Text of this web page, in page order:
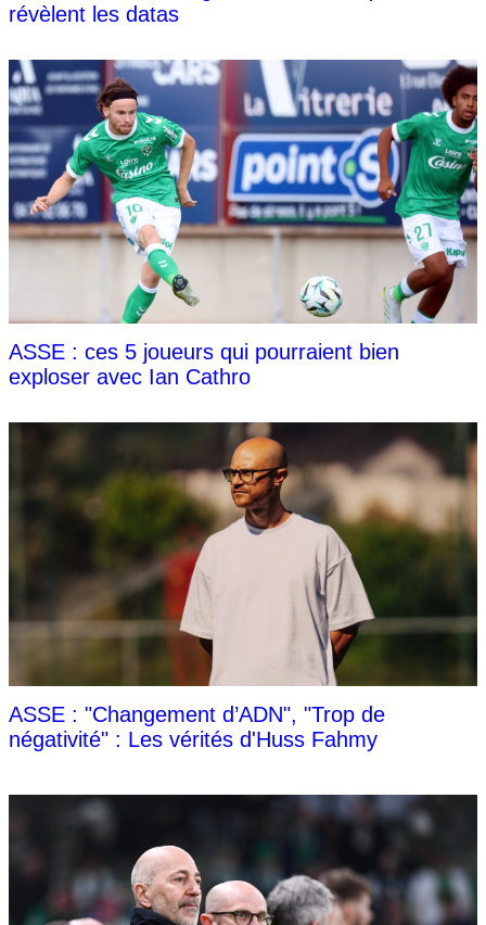
révèlent les datas
ASSE : ces 5 joueurs qui pourraient bien
exploser avec Ian Cathro
ASSE : "Changement d’ADN", "Trop de
négativité" : Les vérités d'Huss Fahmy